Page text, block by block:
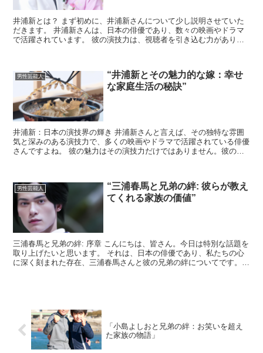
井浦新とは？ まず初めに、井浦新さんについて少し説明させていた
だきます。 井浦新さんは、日本の俳優であり、数々の映画やドラマ
で活躍されています。 彼の演技力は、視聴者を引き込む力があり、
男性芸能人
“井浦新とその魅力的な嫁：幸せ
な家庭生活の秘訣”
井浦新：日本の演技界の輝き 井浦新さんと言えば、その独特な雰囲
気と深みのある演技力で、多くの映画やドラマで活躍されている俳優
さんですよね。 彼の魅力はその演技力だけではありません。彼の家
男性芸能人
“三浦春馬と兄弟の絆: 彼らが教え
てくれる家族の価値”
三浦春馬と兄弟の絆: 序章 こんにちは、皆さん。今日は特別な話題を
取り上げたいと思います。 それは、日本の俳優であり、私たちの心
に深く刻まれた存在、三浦春馬さんと彼の兄弟の絆についてです。
「小島よしおと兄弟の絆：お笑いを超え
た家族の物語」